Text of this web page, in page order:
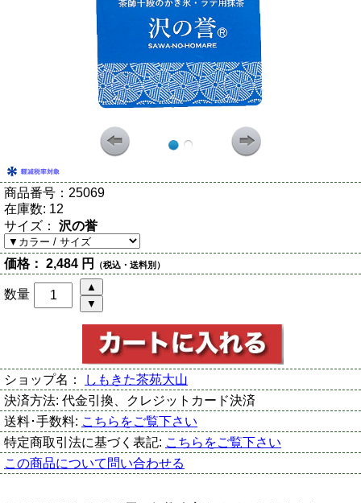
商品番号： 25069
在庫数: 12
サイズ： 沢の誉
価格： 2,484 円 （税込・送料別）
数量
ショップ名：
しもきた茶苑大山
決済方法: 代金引換、クレジットカード決済
送料･手数料: こちらをご覧下さい
特定商取引法に基づく表記: こちらをご覧下さい
この商品について問い合わせる